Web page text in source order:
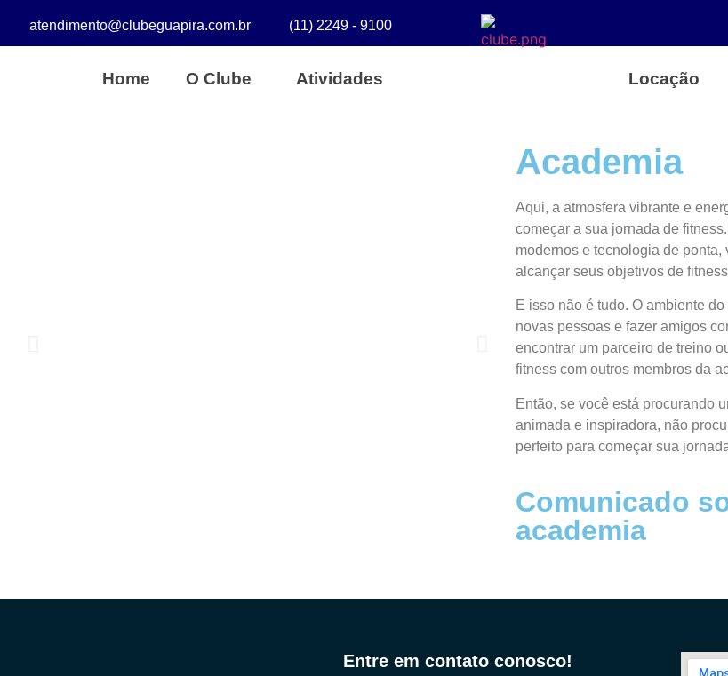
atendimento@clubeguapira.com.br (11) 2249 - 9100
Home O Clube Atividades Locação
Academia
Aqui, a atmosfera vibrante e
começar a sua jornada de
modernos e tecnologia de
alcançar seus objetivos de
E isso não é tudo. O ambiente
novas pessoas e fazer amigos
encontrar um parceiro de treino
fitness com outros membros da
Então, se você está procurando
animada e inspiradora, não
perfeito para começar sua
Comunicado
academia
Entre em contato conosco!